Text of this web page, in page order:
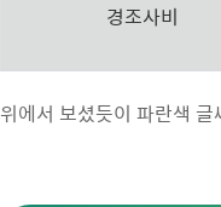
경조사비
위에서 보셨듯이 파란색